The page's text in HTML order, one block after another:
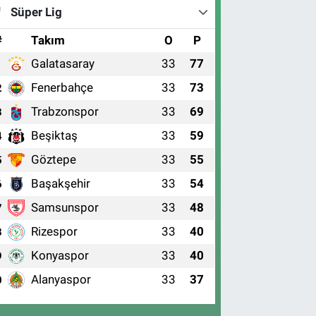
Süper Lig
Takım O P
Galatasaray 33 77
Fenerbahçe 33 73
Trabzonspor 33 69
Beşiktaş 33 59
Göztepe 33 55
Başakşehir 33 54
Samsunspor 33 48
Rizespor 33 40
Konyaspor 33 40
Alanyaspor 33 37